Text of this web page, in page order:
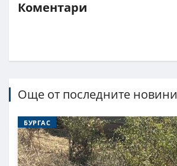
Коментари
Още от последните новини
БУРГАС